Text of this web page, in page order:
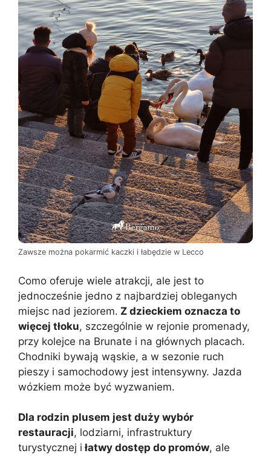
Zawsze można pokarmić kaczki i łabędzie w Lecco
Como oferuje wiele atrakcji, ale jest to
jednocześnie jedno z najbardziej obleganych
miejsc nad jeziorem. Z dzieckiem oznacza to
więcej tłoku, szczególnie w rejonie promenady,
przy kolejce na Brunate i na głównych placach.
Chodniki bywają wąskie, a w sezonie ruch
pieszy i samochodowy jest intensywny. Jazda
wózkiem może być wyzwaniem.
Dla rodzin plusem jest duży wybór
restauracji, lodziarni, infrastruktury
turystycznej i łatwy dostęp do promów, ale